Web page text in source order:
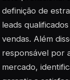
definição de
leads
vendas. Além
responsável por
mercado,